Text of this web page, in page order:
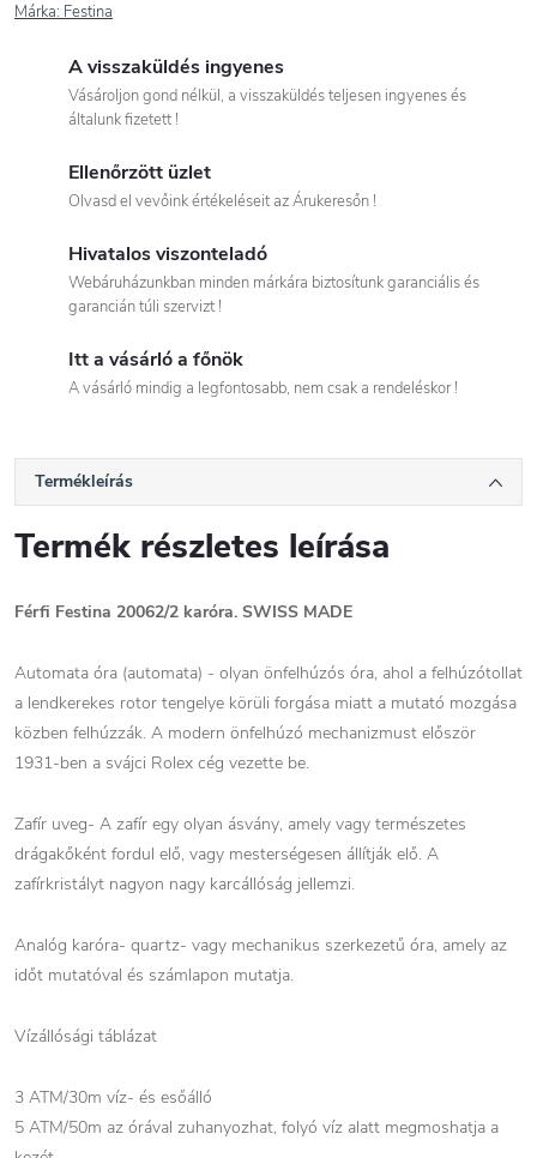
Márka: Festina
A visszaküldés ingyenes
Vásároljon gond nélkül, a visszaküldés teljesen ingyenes és
általunk fizetett !
Ellenőrzött üzlet
Olvasd el vevőink értékeléseit az Árukeresőn !
Hivatalos viszonteladó
Webáruházunkban minden márkára biztosítunk garanciális és
garancián túli szervizt !
Itt a vásárló a főnök
A vásárló mindig a legfontosabb, nem csak a rendeléskor !
Termékleírás
Termék részletes leírása
Férfi Festina 20062/2 karóra. SWISS MADE
Automata óra (automata) - olyan önfelhúzós óra, ahol a felhúzótollat
a lendkerekes rotor tengelye körüli forgása miatt a mutató mozgása
közben felhúzzák. A modern önfelhúzó mechanizmust először
1931-ben a svájci Rolex cég vezette be.
Zafír uveg- A zafír egy olyan ásvány, amely vagy természetes
drágakőként fordul elő, vagy mesterségesen állítják elő. A
zafírkristályt nagyon nagy karcállóság jellemzi.
Analóg karóra- quartz- vagy mechanikus szerkezetű óra, amely az
időt mutatóval és számlapon mutatja.
Vízállósági táblázat
3 ATM/30m víz- és esőálló
5 ATM/50m az órával zuhanyozhat, folyó víz alatt megmoshatja a